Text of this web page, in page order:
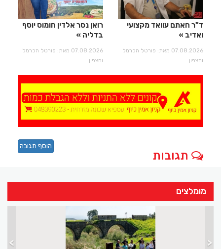
ד"ר חאתם עוואד מקצועי
ואדיב
07.08.2026 מאת: פורטל הכרמל
והצפון
רואן נסר אלדין חומוס יוסף
בדליה
07.08.2026 מאת: פורטל הכרמל
והצפון
תגובות
הוסף תגובה
מומלצים
> <